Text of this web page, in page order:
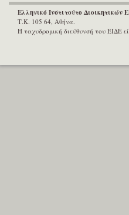
Ελληνικό Ινστιτούτο Διοικητικών
Τ.Κ. 105 64, Αθήνα.
Η ταχυδρομική διεύθυνσή του ΕΙΔΕ